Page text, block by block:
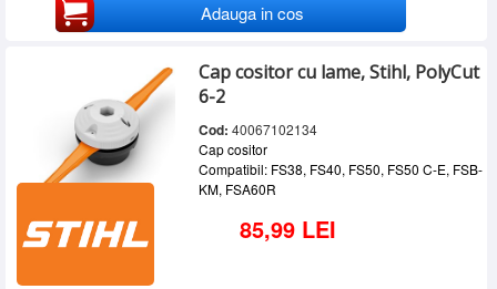
Adauga in cos
Cap cositor cu lame, Stihl, PolyCut
6-2
Cod: 40067102134
Cap cositor
Compatibil: FS38, FS40, FS50, FS50 C-E, FSB-
KM, FSA60R
85,99 LEI